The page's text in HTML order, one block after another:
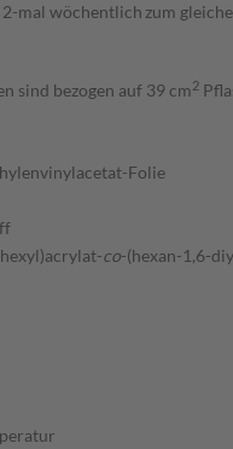
2-mal wöchentlich zum
sind bezogen auf 39 cm2
Folie
co-(hexan-1,6-